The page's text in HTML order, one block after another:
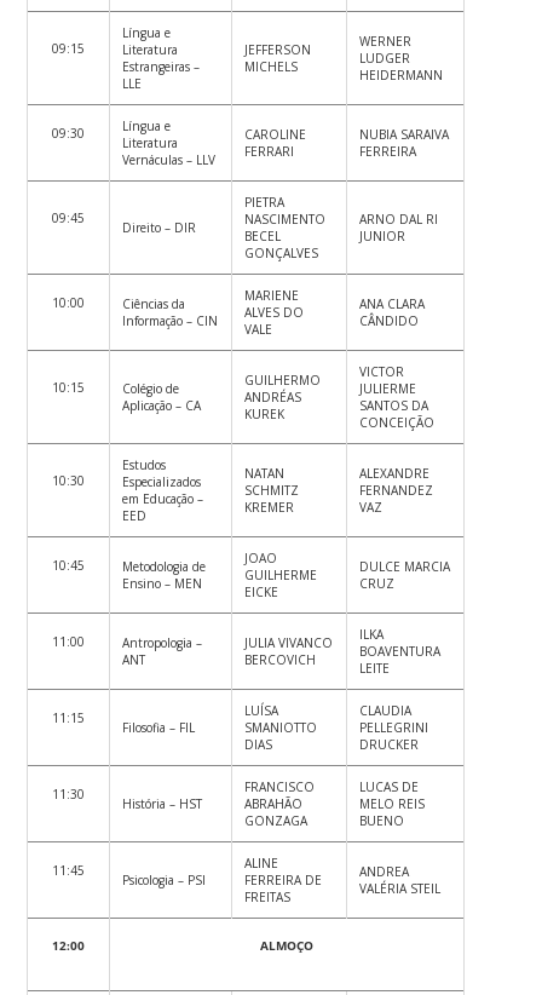
09:15
Língua e
Literatura
Estrangeiras –
LLE
JEFFERSON
MICHELS
WERNER
LUDGER
HEIDERMANN
09:30
Língua e
Literatura
Vernáculas – LLV
CAROLINE
FERRARI
NUBIA SARAIVA
FERREIRA
09:45
Direito – DIR
PIETRA
NASCIMENTO
BECEL
GONÇALVES
ARNO DAL RI
JUNIOR
10:00
Ciências da
Informação – CIN
MARIENE
ALVES DO
VALE
ANA CLARA
CÂNDIDO
10:15
Colégio de
Aplicação – CA
GUILHERMO
ANDRÉAS
KUREK
VICTOR
JULIERME
SANTOS DA
CONCEIÇÃO
10:30
Estudos
Especializados
em Educação –
EED
NATAN
SCHMITZ
KREMER
ALEXANDRE
FERNANDEZ
VAZ
10:45
Metodologia de
Ensino – MEN
JOAO
GUILHERME
EICKE
DULCE MARCIA
CRUZ
11:00
Antropologia –
ANT
JULIA VIVANCO
BERCOVICH
ILKA
BOAVENTURA
LEITE
11:15
Filosofia – FIL
LUÍSA
SMANIOTTO
DIAS
CLAUDIA
PELLEGRINI
DRUCKER
11:30
História – HST
FRANCISCO
ABRAHÃO
GONZAGA
LUCAS DE
MELO REIS
BUENO
11:45
Psicologia – PSI
ALINE
FERREIRA DE
FREITAS
ANDREA
VALÉRIA STEIL
12:00 ALMOÇO